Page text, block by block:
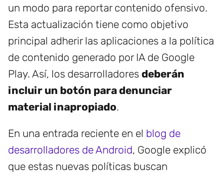
un modo para reportar contenido ofensivo.
Esta actualización tiene como objetivo
principal adherir las aplicaciones a la política
de contenido generado por IA de Google
Play. Así, los desarrolladores deberán
incluir un botón para denunciar
material inapropiado.
En una entrada reciente en el blog de
desarrolladores de Android, Google explicó
que estas nuevas políticas buscan